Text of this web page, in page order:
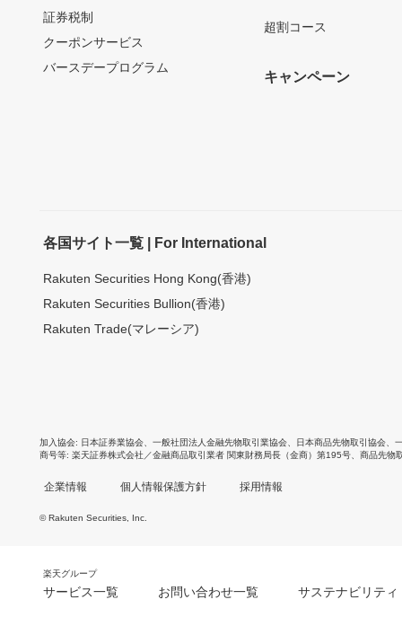
証券税制
クーポンサービス
バースデープログラム
超割コース
キャンペーン
各国サイト一覧 | For International
Rakuten Securities Hong Kong(香港)
Rakuten Securities Bullion(香港)
Rakuten Trade(マレーシア)
加入協会 日本証券業協会 一般社団法人金融先物取引業協会 日本商品先物取引協会
商号等 楽天証券株式会社／金融商品取引業者 関東財務局長（金商）第195号、商品先物
企業情報 個人情報保護方針 採用情報
© Rakuten Securities, Inc.
楽天グループ
サービス一覧 お問い合わせ一覧 サステナビリティ